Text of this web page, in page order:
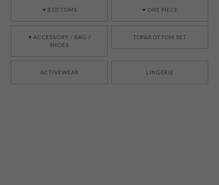
▼BOTTOMS ▼ONE PIECE
▼ACCESSORY / BAG /
SHOES
TOP&BOTTOM SET
ACTIVEWEAR LINGERIE